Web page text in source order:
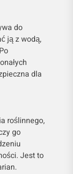
do
ją z wodą,
dla
roślinnego,
go
Jest to